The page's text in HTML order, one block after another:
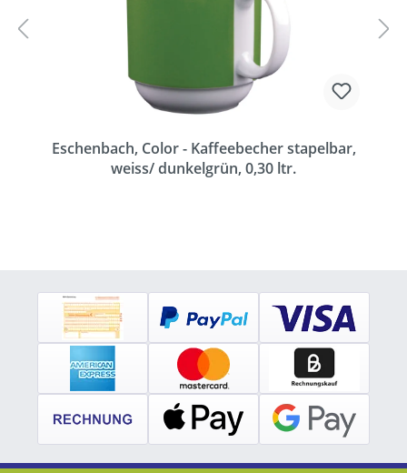
Eschenbach, Color - Kaffeebecher stapelbar,
weiss/ dunkelgrün, 0,30 ltr.